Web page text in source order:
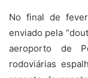
No final de
enviado pela
aeroporto de
rodoviárias